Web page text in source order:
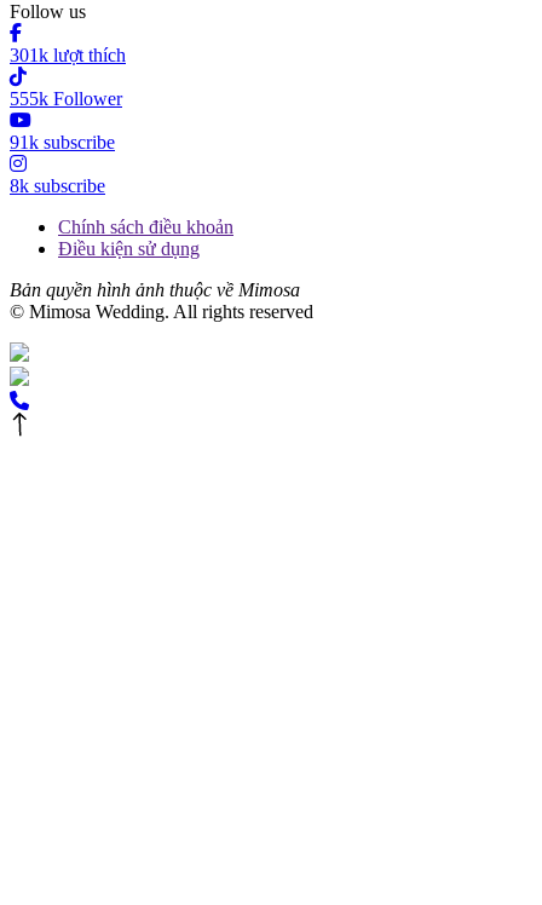
Follow us
301k lượt thích
555k Follower
91k subscribe
8k subscribe
Chính sách điều khoản
Điều kiện sử dụng
Bản quyền hình ảnh thuộc về Mimosa
© Mimosa Wedding. All rights reserved